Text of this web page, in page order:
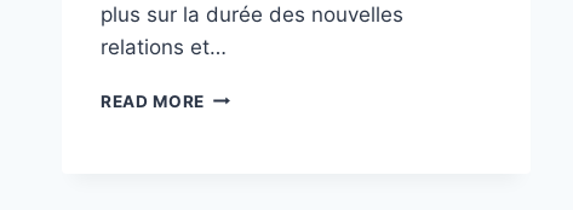
plus sur la durée des nouvelles
relations et…
READ MORE COMBIEN